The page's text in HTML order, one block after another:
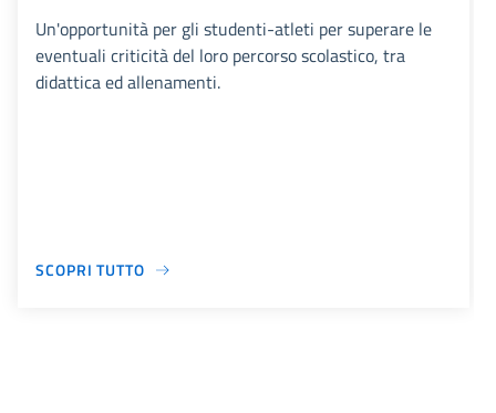
Un'opportunità per gli studenti-atleti per superare le
eventuali criticità del loro percorso scolastico, tra
didattica ed allenamenti.
SCOPRI TUTTO